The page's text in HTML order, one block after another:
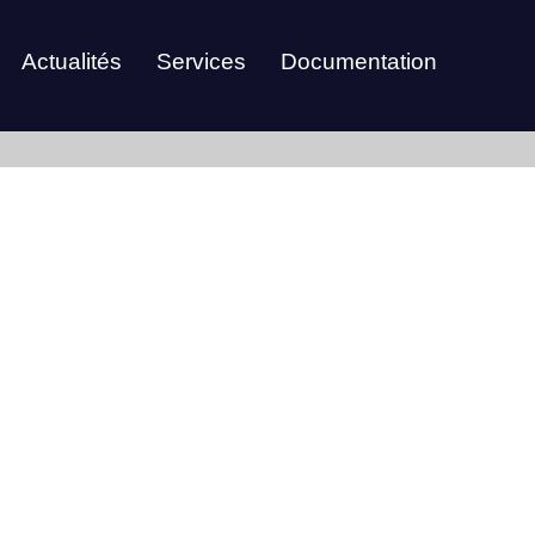
Actualités Services
Documentation